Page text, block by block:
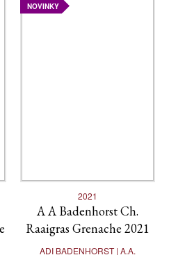
NOVINKY
2021
A A Badenhorst Ch.
Raaigras Grenache 2021
ADI BADENHORST | A.A.